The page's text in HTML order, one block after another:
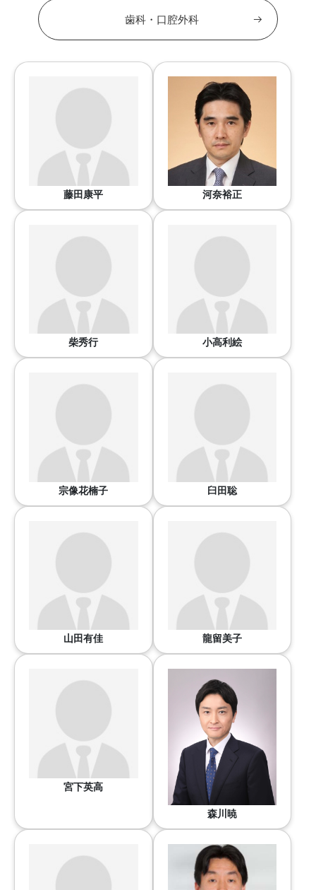
歯科・口腔外科
藤田康平 河奈裕正
柴秀行 小高利絵
宗像花楠子 臼田聡
山田有佳 龍留美子
宮下英高
森川暁